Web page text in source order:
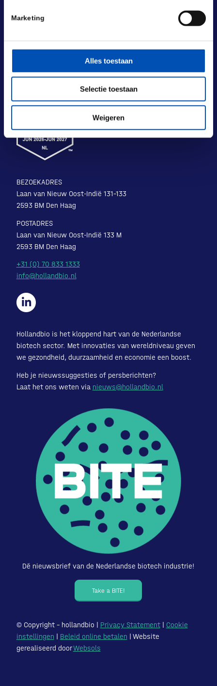
Marketing
Alles toestaan
Selectie toestaan
Weigeren
BEZOEKADRES
Laan van Nieuw Oost-Indië 131-133
2593 BM Den Haag
POSTADRES
Laan van Nieuw Oost-Indië 133 M
2593 BM Den Haag
+31 (0) 70 833 1333
info@hollandbio.nl
Hollandbio is het kloppend hart van de Nederlandse
biotech sector. Met innovaties van wereldniveau geven
we gezondheid, duurzaamheid en economie een boost.
Heb je nieuwssuggesties of persberichten?
Laat het ons weten via nieuws@hollandbio.nl
Dé nieuwsbrief van de Nederlandse biotech industrie!
Take a BITE!
© Copyright – hollandbio | Privacy Statement| Cookie
instellingen | Beleid online betalen | Website
gerealiseerd doorWebsols